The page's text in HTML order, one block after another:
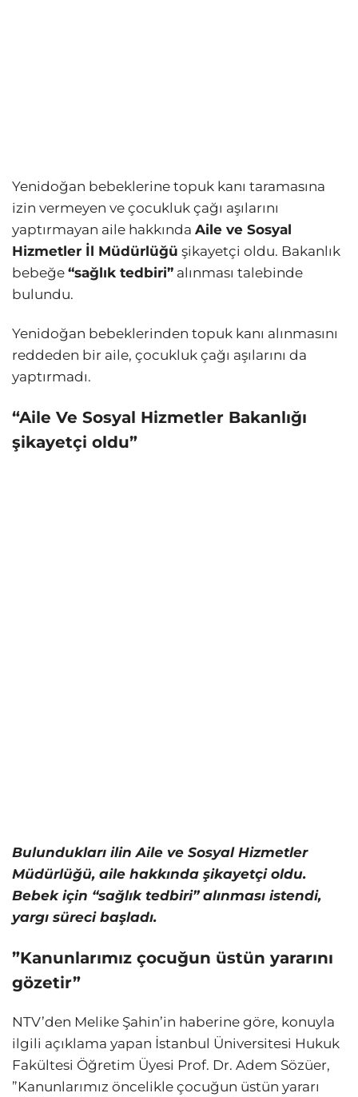
Yenidoğan bebeklerine topuk kanı taramasına
izin vermeyen ve çocukluk çağı aşılarını
yaptırmayan aile hakkında Aile ve Sosyal
Hizmetler İl Müdürlüğü şikayetçi oldu. Bakanlık
bebeğe “sağlık tedbiri” alınması talebinde
bulundu.
Yenidoğan bebeklerinden topuk kanı alınmasını
reddeden bir aile, çocukluk çağı aşılarını da
yaptırmadı.
“Aile Ve Sosyal Hizmetler Bakanlığı
şikayetçi oldu”
Bulundukları ilin Aile ve Sosyal Hizmetler
Müdürlüğü, aile hakkında şikayetçi oldu.
Bebek için “sağlık tedbiri” alınması istendi,
yargı süreci başladı.
”Kanunlarımız çocuğun üstün yararını
gözetir”
NTV’den Melike Şahin’in haberine göre, konuyla
ilgili açıklama yapan İstanbul Üniversitesi Hukuk
Fakültesi Öğretim Üyesi Prof. Dr. Adem Sözüer,
”Kanunlarımız öncelikle çocuğun üstün yararı